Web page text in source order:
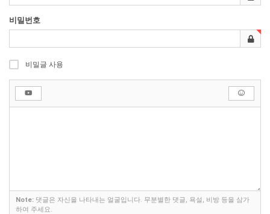
비밀번호
비밀글 사용
Note: 댓글은 자신을 나타내는 얼굴입니다. 무분별한 댓글, 욕설, 비방 등을 삼가
하여 주세요.